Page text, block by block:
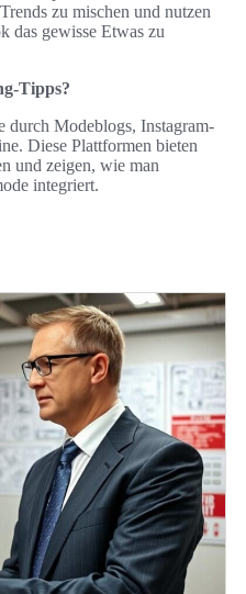
zu mischen und nutzen
das gewisse Etwas zu
Tipps?
durch Modeblogs, Instagram-
Diese Plattformen bieten
und zeigen, wie man
integriert.